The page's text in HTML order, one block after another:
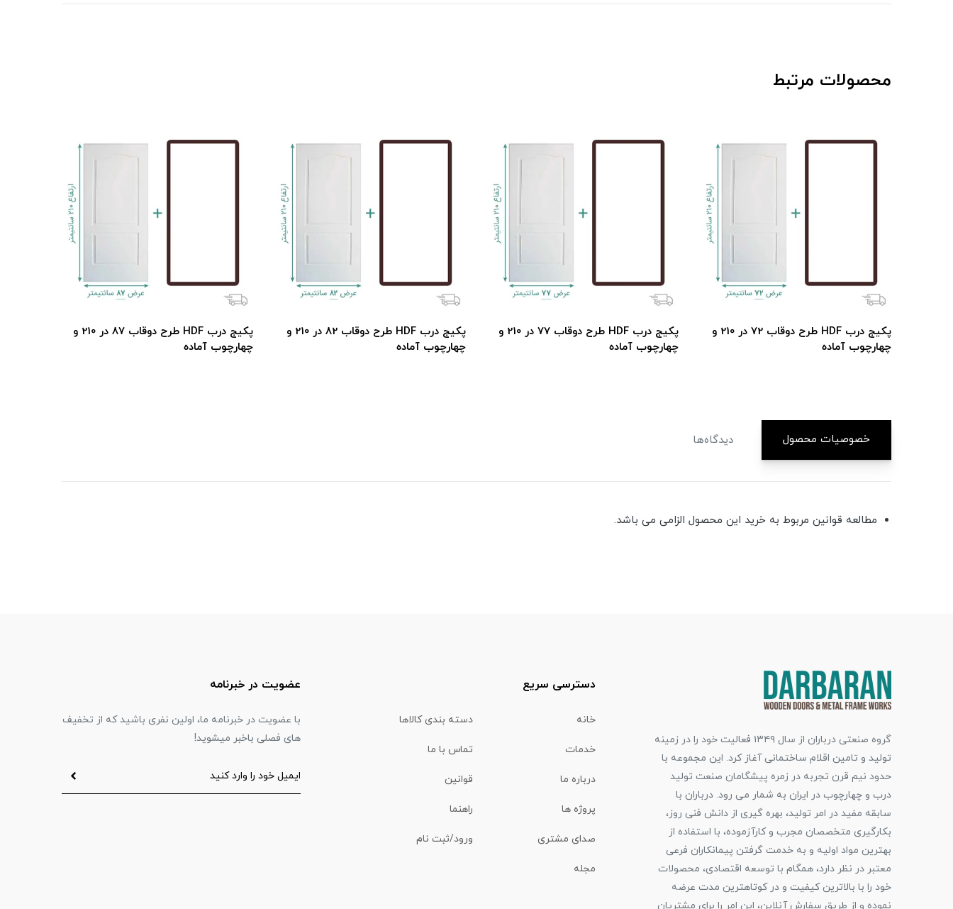
محصولات مرتبط
پکیج درب HDF طرح دوقاب 72 در 210 و
چهارچوب آماده
پکیج درب HDF طرح دوقاب 77 در 210 و
چهارچوب آماده
پکیج درب HDF طرح دوقاب 82 در 210 و
چهارچوب آماده
پکیج درب HDF طرح دوقاب 87 در 210 و
چهارچوب آماده
خصوصیات محصول دیدگاه‌ها
مطالعه قوانین مربوط به خرید این محصول الزامی می باشد.
گروه صنعتی درباران از سال ۱۳۴۹ فعالیت خود را در زمینه
تولید و تامین اقلام ساختمانی آغاز کرد. این مجموعه با
حدود نیم قرن تجربه در زمره پیشگامان صنعت تولید
درب و چهارچوب در ایران به شمار می رود. درباران با
سابقه مفید در امر تولید، بهره گیری از دانش فنی روز،
بکارگیری متخصصان مجرب و کارآزموده، با استفاده از
بهترین مواد اولیه و به خدمت گرفتن پیمانکاران فرعی
معتبر در نظر دارد، همگام با توسعه اقتصادی، محصولات
خود را با بالاترین کیفیت و در کوتاهترین مدت عرضه
نموده و از طریق سفارش آنلاین، این امر را برای مشتریان
دسترسی سریع
خانه دسته بندی کالاها
خدمات تماس با ما
درباره ما قوانین
پروژه ها راهنما
صدای مشتری ورود/ثبت نام
مجله
عضویت در خبرنامه
با عضویت در خبرنامه ما، اولین نفری باشید که از تخفیف
های فصلی باخبر میشوید!